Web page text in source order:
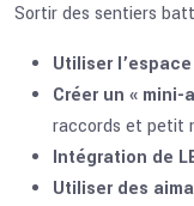
Sortir des sentiers
Utiliser
Créer un « mini-
raccords et petit
Intégration de
Utiliser des